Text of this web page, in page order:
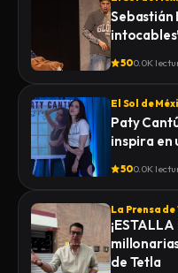
Sebastián
500.0K
El Sol de
Paty
inspira en
500.0K
La Prensa
de Tetla